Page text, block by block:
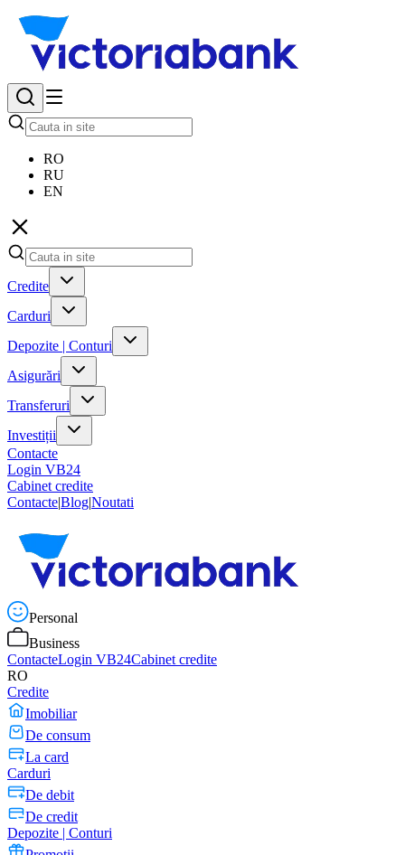
RO
RU
EN
Credite
Carduri
Depozite | Conturi
Asigurări
Transferuri
Investiții
Contacte
Login VB24
Cabinet credite
Contacte|Blog|Noutati
Personal
Business
ContacteLogin VB24Cabinet credite
RO
Credite
Imobiliar
De consum
La card
Carduri
De debit
De credit
Depozite | Conturi